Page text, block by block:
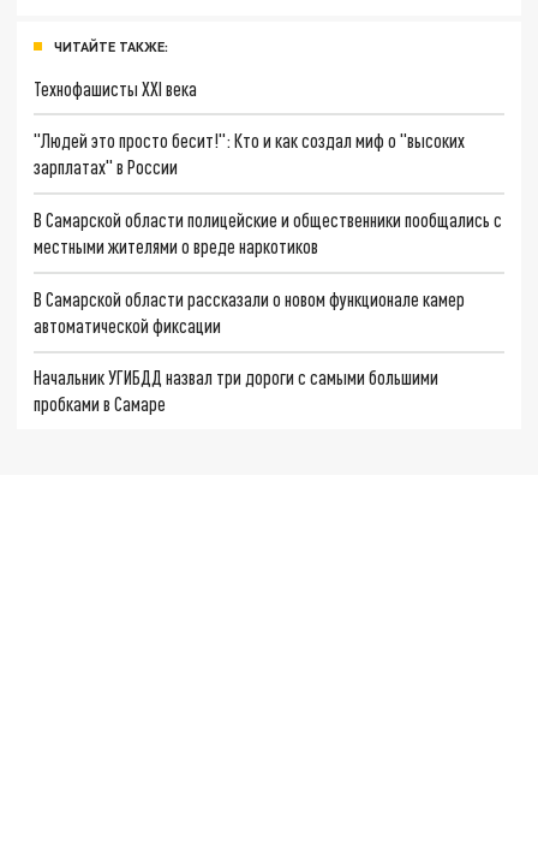
ЧИТАЙТЕ ТАКЖЕ:
Технофашисты XXI века
"Людей это просто бесит!": Кто и как создал миф о "высоких
зарплатах" в России
В Самарской области полицейские и общественники пообщались с
местными жителями о вреде наркотиков
В Самарской области рассказали о новом функционале камер
автоматической фиксации
Начальник УГИБДД назвал три дороги с самыми большими
пробками в Самаре